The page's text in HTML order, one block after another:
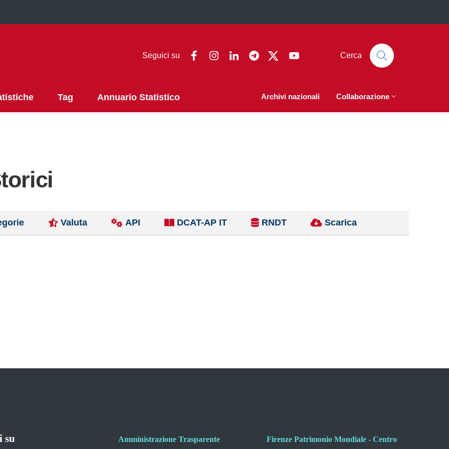
Seguici su FacebookInstagramLinkedinTelegram
Twitter Cerca
Tag Annuario Statistico Archivi nazionali Collaborazione
Valuta API DCAT-AP IT RNDT Scarica
su Amministrazione Trasparente
Firenze Patrimonio Mondiale - Centro